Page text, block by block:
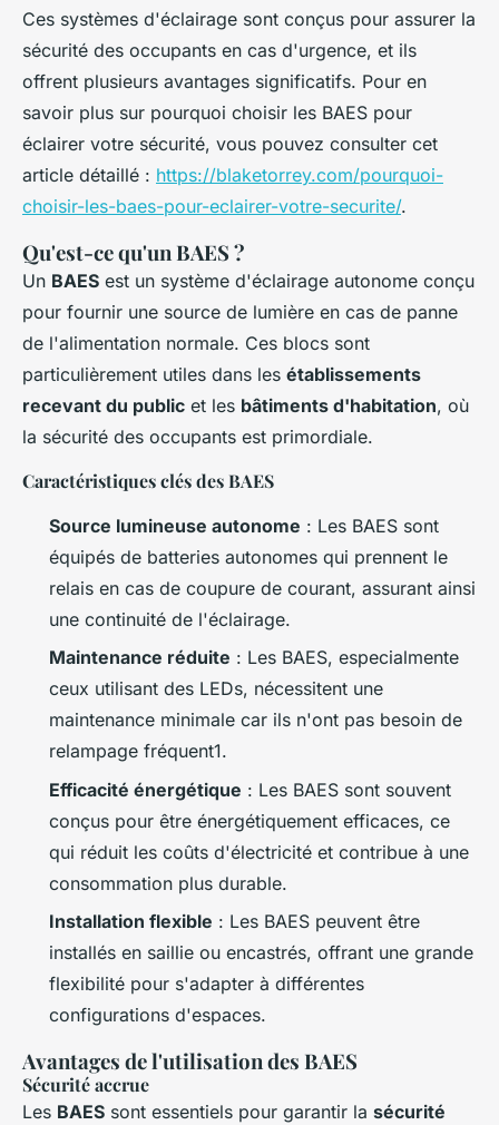
Ces systèmes d'éclairage sont conçus pour assurer la
sécurité des occupants en cas d'urgence, et ils
offrent plusieurs avantages significatifs. Pour en
savoir plus sur pourquoi choisir les BAES pour
éclairer votre sécurité, vous pouvez consulter cet
article détaillé : https://blaketorrey.com/pourquoi-
choisir-les-baes-pour-eclairer-votre-securite/.
Qu'est-ce qu'un BAES ?
Un BAES est un système d'éclairage autonome conçu
pour fournir une source de lumière en cas de panne
de l'alimentation normale. Ces blocs sont
particulièrement utiles dans les établissements
recevant du public et les bâtiments d'habitation, où
la sécurité des occupants est primordiale.
Caractéristiques clés des BAES
Source lumineuse autonome : Les BAES sont
équipés de batteries autonomes qui prennent le
relais en cas de coupure de courant, assurant ainsi
une continuité de l'éclairage.
Maintenance réduite : Les BAES, especialmente
ceux utilisant des LEDs, nécessitent une
maintenance minimale car ils n'ont pas besoin de
relampage fréquent1.
Efficacité énergétique : Les BAES sont souvent
conçus pour être énergétiquement efficaces, ce
qui réduit les coûts d'électricité et contribue à une
consommation plus durable.
Installation flexible : Les BAES peuvent être
installés en saillie ou encastrés, offrant une grande
flexibilité pour s'adapter à différentes
configurations d'espaces.
Avantages de l'utilisation des BAES
Sécurité accrue
Les BAES sont essentiels pour garantir la sécurité